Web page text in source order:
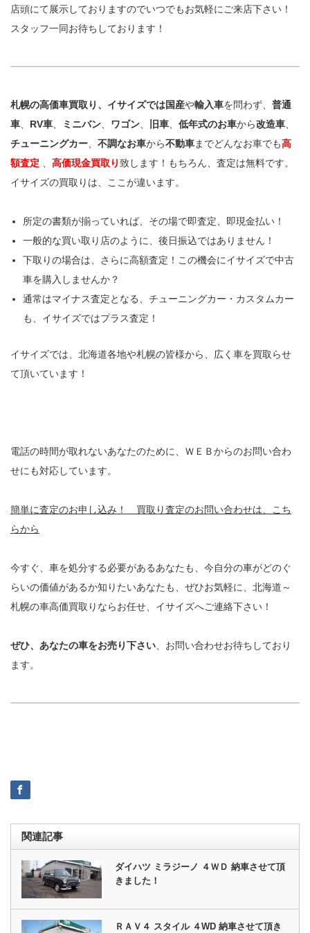
店頭にて展示しておりますのでいつでもお気軽にご来店下さい！
スタッフ一同お待ちしております！
札幌の高価車買取り、イサイズでは国産や輸入車を問わず、 普通
車
RV車 ミニバン ワゴン 旧車 低年式のお車から改造車
チューニングカー
不調なお車から不動車までどんなお車でも高
額査定
高価現金買取り致します！もちろん、査定は無料です。
イサイズの買取りは、ここが違います。
所定の書類が揃っていれば、その場で即査定、即現金払い！
一般的な買い取り店のように、後日振込ではありません！
下取りの場合は、さらに高額査定！この機会にイサイズで中古
車を購入しませんか？
通常はマイナス査定となる、チューニングカー・カスタムカー
も、イサイズではプラス査定！
イサイズでは、北海道各地や札幌の皆様から、広く車を買取らせ
て頂いています！
電話の時間が取れないあなたのために、ＷＥＢからのお問い合わ
せにも対応しています。
簡単に査定のお申し込み！ 買取り査定のお問い合わせは、こち
らから
今すぐ、車を処分する必要があるあなたも、今自分の車がどのぐ
らいの価値があるか知りたいあなたも、ぜひお気軽に、北海道～
札幌の車高価買取りならお任せ、イサイズへご連絡下さい！
ぜひ、あなたの車をお売り下さい 、お問い合わせお待ちしており
ます。
関連記事
ダイハツ ミラジーノ ４ＷＤ 納車させて頂
きました！
ＲＡＶ４ スタイル ４WD 納車させて頂き